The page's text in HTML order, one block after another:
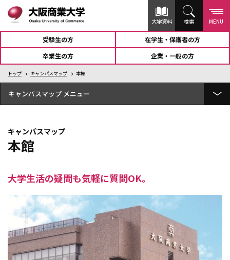
大学資料 検索 MENU
受験生の方
在学生・保護者の方
卒業生の方
企業・一般の方
トップ キャンパスマップ 本館
キャンパスマップ
ユニバーシティホール蒼天
4号館
Ｓ-terrace(学生食堂)
5号館
6号館
キャンパスマップ
本館
大学生活の疑問も気軽に質問OK。